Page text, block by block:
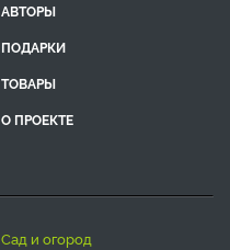
АВТОРЫ
ПОДАРКИ
ТОВАРЫ
О ПРОЕКТЕ
сад и огород